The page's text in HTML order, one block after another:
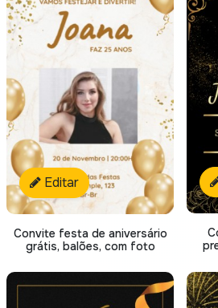
Editar
Convite festa de aniversário
grátis, balões, com foto